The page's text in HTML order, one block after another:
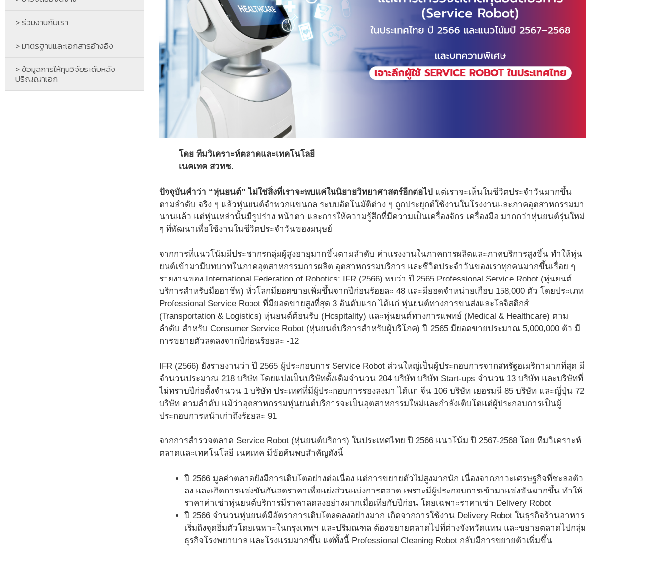
> ร่วมงานกับเรา
> มาตรฐานและเอกสารอ้างอิง
> ข้อมูลการให้ทุนวิจัยระดับหลัง
ปริญญาเอก
โดย ทีมวิเคราะห์ตลาดและเทคโนโลยี
เนคเทค สวทช.
ปัจจุบันคำว่า “หุ่นยนต์” ไม่ใช่สิ่งที่เราจะพบแค่ในนิยายวิทยาศาสตร์อีกต่อไป แต่เราจะเห็นในชีวิตประจำวันมากขึ้น
ตามลำดับ จริง ๆ แล้วหุ่นยนต์จำพวกแขนกล ระบบอัตโนมัติต่าง ๆ ถูกประยุกต์ใช้งานในโรงงานและภาคอุตสาหกรรมมา
นานแล้ว แต่หุ่นเหล่านั้นมีรูปร่าง หน้าตา และการให้ความรู้สึกที่มีความเป็นเครื่องจักร เครื่องมือ มากกว่าหุ่นยนต์รุ่นใหม่
ๆ ที่พัฒนาเพื่อใช้งานในชีวิตประจำวันของมนุษย์
จากการที่แนวโน้มมีประชากรกลุ่มผู้สูงอายุมากขึ้นตามลำดับ ค่าแรงงานในภาคการผลิตและภาคบริการสูงขึ้น ทำให้หุ่น
ยนต์เข้ามามีบทบาทในภาคอุตสาหกรรมการผลิต อุตสาหกรรมบริการ และชีวิตประจำวันของเราทุกคนมากขึ้นเรื่อย ๆ
รายงานของ International Federation of Robotics: IFR (2566) พบว่า ปี 2565 Professional Service Robot (หุ่นยนต์
บริการสำหรับมืออาชีพ) ทั่วโลกมียอดขายเพิ่มขึ้นจากปีก่อนร้อยละ 48 และมียอดจำหน่ายเกือบ 158,000 ตัว โดยประเภท
Professional Service Robot ที่มียอดขายสูงที่สุด 3 อันดับแรก ได้แก่ หุ่นยนต์ทางการขนส่งและโลจิสติกส์
(Transportation & Logistics) หุ่นยนต์ต้อนรับ (Hospitality) และหุ่นยนต์ทางการแพทย์ (Medical & Healthcare) ตาม
ลำดับ สำหรับ Consumer Service Robot (หุ่นยนต์บริการสำหรับผู้บริโภค) ปี 2565 มียอดขายประมาณ 5,000,000 ตัว มี
การขยายตัวลดลงจากปีก่อนร้อยละ -12
IFR (2566) ยังรายงานว่า ปี 2565 ผู้ประกอบการ Service Robot ส่วนใหญ่เป็นผู้ประกอบการจากสหรัฐอเมริกามากที่สุด มี
จำนวนประมาณ 218 บริษัท โดยแบ่งเป็นบริษัทดั้งเดิมจำนวน 204 บริษัท บริษัท Start-ups จำนวน 13 บริษัท และบริษัทที่
ไม่ทราบปีก่อตั้งจำนวน 1 บริษัท ประเทศที่มีผู้ประกอบการรองลงมา ได้แก่ จีน 106 บริษัท เยอรมนี 85 บริษัท และญี่ปุ่น 72
บริษัท ตามลำดับ แม้ว่าอุตสาหกรรมหุ่นยนต์บริการจะเป็นอุตสาหกรรมใหม่และกำลังเติบโตแต่ผู้ประกอบการเป็นผู้
ประกอบการหน้าเก่าถึงร้อยละ 91
จากการสำรวจตลาด Service Robot (หุ่นยนต์บริการ) ในประเทศไทย ปี 2566 แนวโน้ม ปี 2567-2568 โดย ทีมวิเคราะห์
ตลาดและเทคโนโลยี เนคเทค มีข้อค้นพบสำคัญดังนี้
ปี 2566 มูลค่าตลาดยังมีการเติบโตอย่างต่อเนื่อง แต่การขยายตัวไม่สูงมากนัก เนื่องจากภาวะเศรษฐกิจที่ชะลอตัว
ลง และเกิดการแข่งขันกันลดราคาเพื่อแย่งส่วนแบ่งการตลาด เพราะมีผู้ประกอบการเข้ามาแข่งขันมากขึ้น ทำให้
ราคาค่าเช่าหุ่นยนต์บริการมีราคาลดลงอย่างมากเมื่อเทียกับปีก่อน โดยเฉพาะราคาเช่า Delivery Robot
ปี 2566 จำนวนหุ่นยนต์มีอัตราการเติบโตลดลงอย่างมาก เกิดจากการใช้งาน Delivery Robot ในธุรกิจร้านอาหาร
เริ่มถึงจุดอิ่มตัวโดยเฉพาะในกรุงเทพฯ และปริมณฑล ต้องขยายตลาดไปที่ต่างจังหวัดแทน และขยายตลาดไปกลุ่ม
ธุรกิจโรงพยาบาล และโรงแรมมากขึ้น แต่ทั้งนี้ Professional Cleaning Robot กลับมีการขยายตัวเพิ่มขึ้น